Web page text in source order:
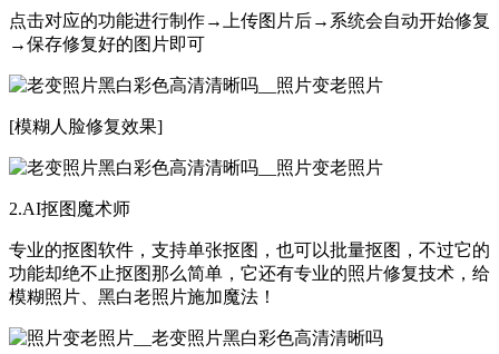
点击对应的功能进行制作→上传图片后→系统会自动开始修复
→保存修复好的图片即可
[模糊人脸修复效果]
2.AI抠图魔术师
专业的抠图软件，支持单张抠图，也可以批量抠图，不过它的
功能却绝不止抠图那么简单，它还有专业的照片修复技术，给
模糊照片、黑白老照片施加魔法！